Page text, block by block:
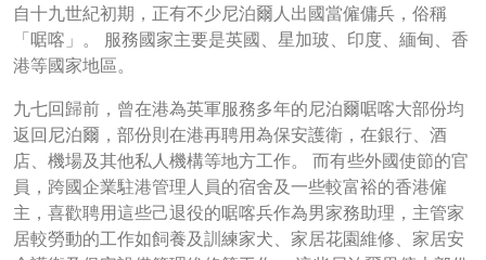
自十九世紀初期，正有不少尼泊爾人出國當僱傭兵，俗稱
「啹喀」。 服務國家主要是英國、星加玻、印度、緬甸、香
港等國家地區。
九七回歸前，曾在港為英軍服務多年的尼泊爾啹喀大部份均
返回尼泊爾，部份則在港再聘用為保安護衛，在銀行、酒
店、機場及其他私人機構等地方工作。 而有些外國使節的官
員，跨國企業駐港管理人員的宿舍及一些較富裕的香港僱
主，喜歡聘用這些己退役的啹喀兵作為男家務助理，主管家
居較勞動的工作如飼養及訓練家犬、家居花園維修、家居安